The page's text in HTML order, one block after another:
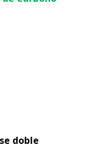
doble